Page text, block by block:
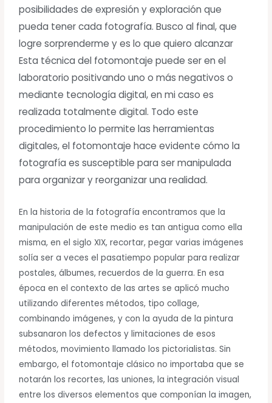
posibilidades de expresión y exploración que
pueda tener cada fotografía. Busco al final, que
logre sorprenderme y es lo que quiero alcanzar
Esta técnica del fotomontaje puede ser en el
laboratorio positivando uno o más negativos o
mediante tecnología digital, en mi caso es
realizada totalmente digital. Todo este
procedimiento lo permite las herramientas
digitales, el fotomontaje hace evidente cómo la
fotografía es susceptible para ser manipulada
para organizar y reorganizar una realidad.
En la historia de la fotografía encontramos que la
manipulación de este medio es tan antigua como ella
misma, en el siglo XIX, recortar, pegar varias imágenes
solía ser a veces el pasatiempo popular para realizar
postales, álbumes, recuerdos de la guerra. En esa
época en el contexto de las artes se aplicó mucho
utilizando diferentes métodos, tipo collage,
combinando imágenes, y con la ayuda de la pintura
subsanaron los defectos y limitaciones de esos
métodos, movimiento llamado los pictorialistas. Sin
embargo, el fotomontaje clásico no importaba que se
notarán los recortes, las uniones, la integración visual
entre los diversos elementos que componían la imagen,